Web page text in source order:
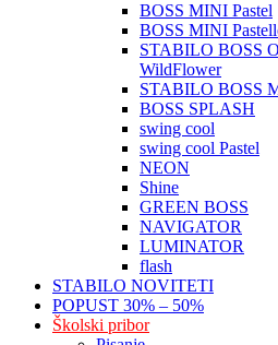
BOSS MINI Pastel
BOSS MINI
STABILO BOSS
WildFlower
STABILO BOSS
BOSS SPLASH
swing cool
swing cool Pastel
NEON
Shine
GREEN BOSS
NAVIGATOR
LUMINATOR
flash
STABILO NOVITETI
POPUST 30% – 50%
Školski pribor